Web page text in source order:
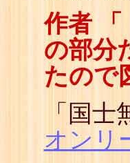
作者 「
の部分
たので
「国
オンリ